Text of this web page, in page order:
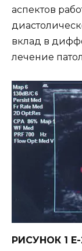
аспектов
вклад в
лечение
РИСУНОК 1 E-